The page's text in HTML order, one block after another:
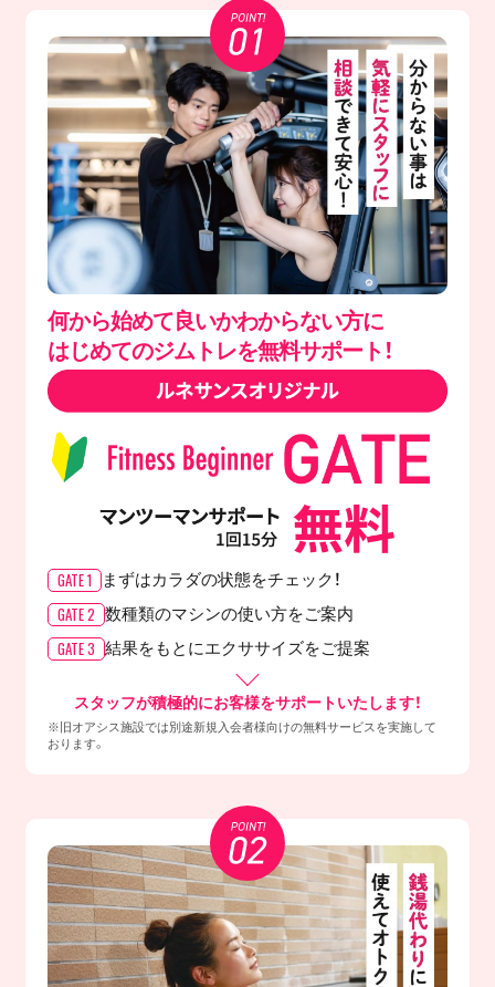
何から始めて良いかわからない方に
はじめてのジムトレを無料サポート！
GATE 1 まずはカラダの状態をチェック！
GATE 2 数種類のマシンの使い方をご案内
GATE 3 結果をもとにエクササイズをご提案
スタッフが積極的にお客様をサポートいたします！
※旧オアシス施設では別途新規入会者様向けの無料サービスを実施して
おります。